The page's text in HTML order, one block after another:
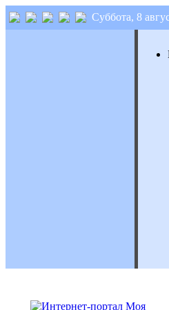
Суббота, 8